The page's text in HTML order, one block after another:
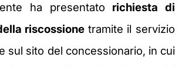
ha presentato richiesta di
riscossione tramite il servizio
sul sito del concessionario, in cui